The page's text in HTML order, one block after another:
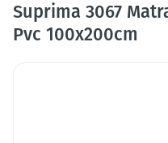
Suprima 3067
Pvc 100x200cm